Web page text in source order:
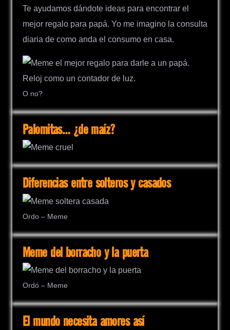
Te ayudamos dándote ideas para encontrar el
mejor regalo para papá. Yo me imagino la consulta
diaria de como anda el consumo en casa.
O no?
Palomitas… ¿de maíz?
Diferencias entre solteros y casados
Ordo – Meme
Meme del borracho y la puerta
Ordó – Meme
El mundo necesita amores así